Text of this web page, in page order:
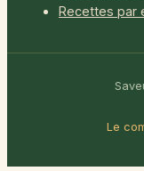
Recettes par
Le